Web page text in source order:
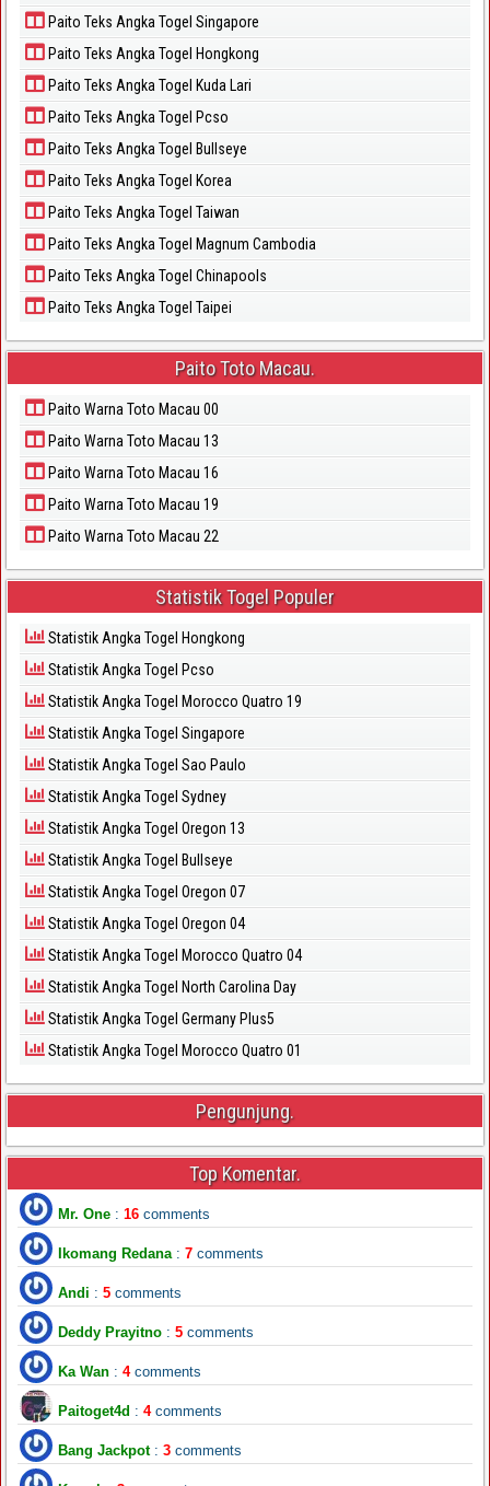
Paito Teks Angka Togel Singapore
Paito Teks Angka Togel Hongkong
Paito Teks Angka Togel Kuda Lari
Paito Teks Angka Togel Pcso
Paito Teks Angka Togel Bullseye
Paito Teks Angka Togel Korea
Paito Teks Angka Togel Taiwan
Paito Teks Angka Togel Magnum Cambodia
Paito Teks Angka Togel Chinapools
Paito Teks Angka Togel Taipei
Paito Toto Macau.
Paito Warna Toto Macau 00
Paito Warna Toto Macau 13
Paito Warna Toto Macau 16
Paito Warna Toto Macau 19
Paito Warna Toto Macau 22
Statistik Togel Populer
Statistik Angka Togel Hongkong
Statistik Angka Togel Pcso
Statistik Angka Togel Morocco Quatro 19
Statistik Angka Togel Singapore
Statistik Angka Togel Sao Paulo
Statistik Angka Togel Sydney
Statistik Angka Togel Oregon 13
Statistik Angka Togel Bullseye
Statistik Angka Togel Oregon 07
Statistik Angka Togel Oregon 04
Statistik Angka Togel Morocco Quatro 04
Statistik Angka Togel North Carolina Day
Statistik Angka Togel Germany Plus5
Statistik Angka Togel Morocco Quatro 01
Pengunjung.
Top Komentar.
Mr. One : 16 comments
Ikomang Redana : 7 comments
Andi : 5 comments
Deddy Prayitno : 5 comments
Ka Wan : 4 comments
Paitoget4d : 4 comments
Bang Jackpot: 3 comments